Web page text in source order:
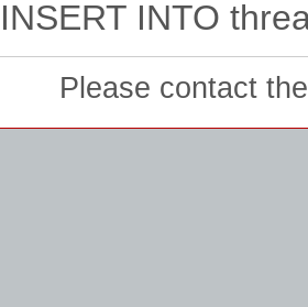
INSERT INTO
Please contact